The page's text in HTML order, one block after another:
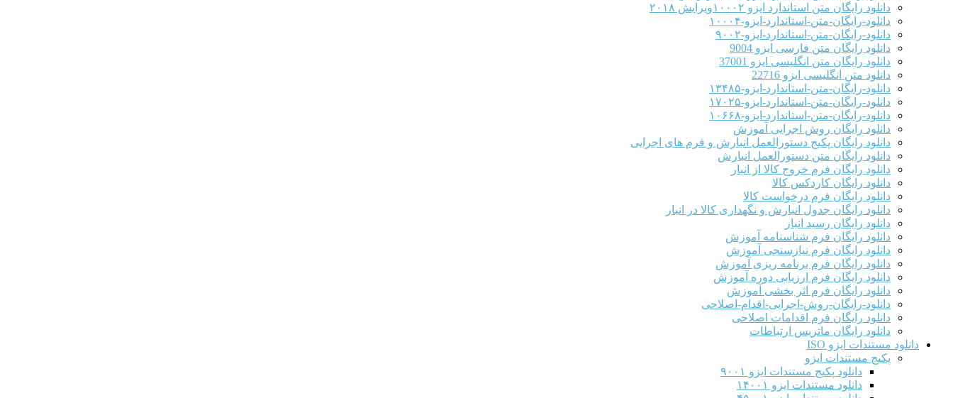
دانلود رایگان متن استاندارد ایزو ۱۰۰۰۲ویرایش ۲۰۱۸
دانلود-رایگان-متن-استاندارد-ایزو-۱۰۰۰۴
دانلود-رایگان-متن-استاندارد-ایزو-۹۰۰۲
دانلود رایگان متن فارسی ایزو 9004
دانلود رایگان متن انگلیسی ایزو 37001
دانلود متن انگلیسی ایزو 22716
دانلود-رایگان-متن-استاندارد-ایزو-۱۳۴۸۵
دانلود-رایگان-متن-استاندارد-ایزو-۱۷۰۲۵
دانلود-رایگان-متن-استاندارد-ایزو-۱۰۶۶۸
دانلود رایگان روش اجرایی آموزش
دانلود رایگان پکیج دستورالعمل انبارش و فرم های اجرایی
دانلود رایگان متن دستورالعمل انبارش
دانلود رایگان فرم خروج کالا از انبار
دانلود رایگان کاردکس کالا
دانلود رایگان فرم درخواست کالا
دانلود رایگان جدول انبارش و نگهداری کالا در انبار
دانلود رایگان رسید انبار
دانلود رایگان فرم شناسنامه آموزش
دانلود رایگان فرم نیازسنجی آموزش
دانلود رایگان فرم برنامه ریزی آموزش
دانلود رایگان فرم ارزیابی دوره آموزش
دانلود رایگان فرم اثر بخشی آموزش
دانلود-رایگان-روش-اجرایی-اقدام-اصلاحی
دانلود رایگان فرم اقدامات اصلاحی
دانلود رایگان ماتریس ارتباطات
دانلود مستندات ایزو ISO
پکیج مستندات ایزو
دانلود پکیج مستندات ایزو ۹۰۰۱
دانلود مستندات ایزو ۱۴۰۰۱